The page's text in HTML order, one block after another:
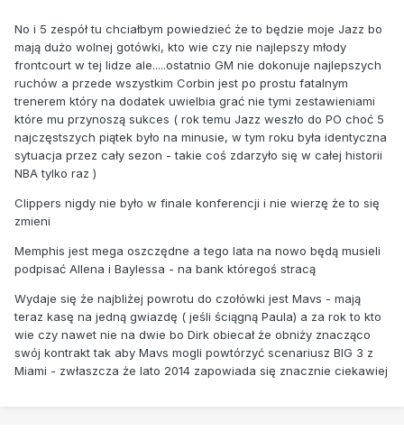
No i 5 zespół tu chciałbym powiedzieć że to będzie moje Jazz bo
mają dużo wolnej gotówki, kto wie czy nie najlepszy młody
frontcourt w tej lidze ale.....ostatnio GM nie dokonuje najlepszych
ruchów a przede wszystkim Corbin jest po prostu fatalnym
trenerem który na dodatek uwielbia grać nie tymi zestawieniami
które mu przynoszą sukces ( rok temu Jazz weszło do PO choć 5
najczęstszych piątek było na minusie, w tym roku była identyczna
sytuacja przez cały sezon - takie coś zdarzyło się w całej historii
NBA tylko raz )
Clippers nigdy nie było w finale konferencji i nie wierzę że to się
zmieni
Memphis jest mega oszczędne a tego lata na nowo będą musieli
podpisać Allena i Baylessa - na bank któregoś stracą
Wydaje się że najbliżej powrotu do czołówki jest Mavs - mają
teraz kasę na jedną gwiazdę ( jeśli ściągną Paula) a za rok to kto
wie czy nawet nie na dwie bo Dirk obiecał że obniży znacząco
swój kontrakt tak aby Mavs mogli powtórzyć scenariusz BIG 3 z
Miami - zwłaszcza że lato 2014 zapowiada się znacznie ciekawiej